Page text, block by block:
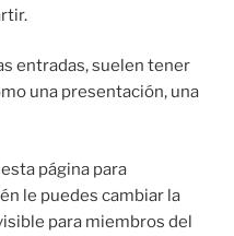
entradas, suelen tener
una presentación, una
página para
le puedes cambiar la
para miembros del